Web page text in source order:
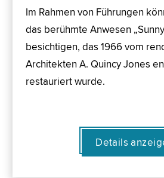
Im Rahmen von Führungen
das berühmte Anwesen
besichtigen, das 1966 vom
Architekten A. Quincy Jones
restauriert wurde.
Details